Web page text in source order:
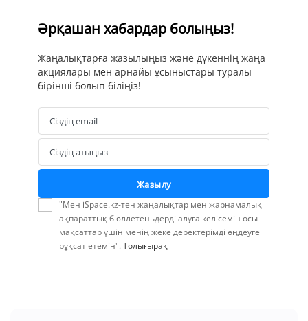
Әрқашан хабардар болыңыз!
Жаңалықтарға жазылыңыз және дүкеннің жаңа
акциялары мен арнайы ұсыныстары туралы
бірінші болып біліңіз!
Email
Сіздің email
Name
Сіздің атыңыз
Жазылу
"Мен iSpace.kz-тен жаңалықтар мен жарнамалық
ақпараттық бюллетеньдерді алуға келісемін осы
мақсаттар үшін менің жеке деректерімді өңдеуге
рұқсат етемін".Толығырақ